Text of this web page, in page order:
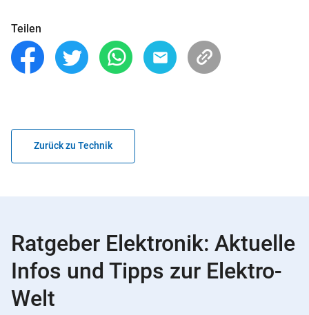
Teilen
Zurück zu Technik
Ratgeber Elektronik: Aktuelle
Infos und Tipps zur Elektro-
Welt